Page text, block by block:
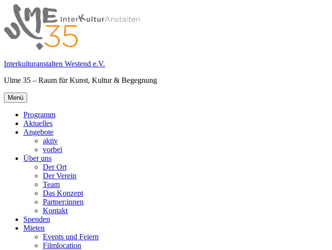
Springe
zum
Inhalt
Interkulturanstalten Westend e.V.
Ulme 35 – Raum für Kunst, Kultur & Begegnung
Primäres
Menü
Menü
Programm
Aktuelles
Angebote
aktiv
vorbei
Über uns
Der Ort
Der Verein
Team
Das Konzept
Partner:innen
Kontakt
Spenden
Mieten
Events und Feiern
Filmlocation